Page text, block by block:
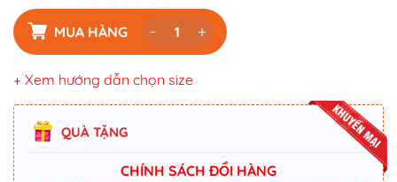
MUA HÀNG - +
+ Xem hướng dẫn chọn size
QUÀ TẶNG
CHÍNH SÁCH ĐỔI HÀNG